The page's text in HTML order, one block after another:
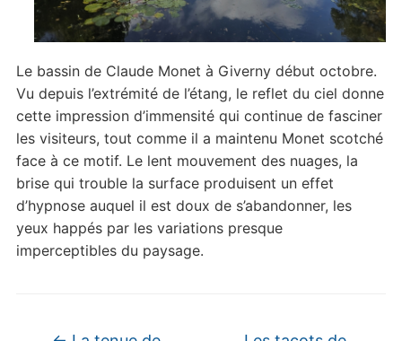
Le bassin de Claude Monet à Giverny début octobre.
Vu depuis l’extrémité de l’étang, le reflet du ciel donne
cette impression d’immensité qui continue de fasciner
les visiteurs, tout comme il a maintenu Monet scotché
face à ce motif. Le lent mouvement des nuages, la
brise qui trouble la surface produisent un effet
d’hypnose auquel il est doux de s’abandonner, les
yeux happés par les variations presque
imperceptibles du paysage.